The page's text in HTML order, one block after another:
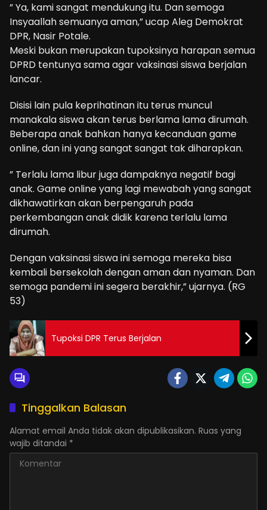
” Ya, kami sangat mendukung itu. Dan semoga
Insyaallah semuanya aman,” ucap Aleg Demokrat
DPR, Nasir Potale.
Meski bukan merupakan tupoksinya harapan semua
DPRD tentunya sama agar vaksinasi siswa berjalan
lancar.
Disisi lain pula keprihatinan itu terus muncul
manakala siswa akan terus berlama lama dirumah.
Beberapa anak bahkan hanya kecanduan game
online, dan ini yang sangat sangat tak diharapkan.
” Terlalu lama libur juga dampaknya negatif bagi
anak. Game online yang lagi mewabah yang sangat
dikhawatirkan akan berpengaruh pada
perkembangan anak didik karena terlalu lama
dirumah.
Dengan vaksinasi siswa ini semoga mereka bisa
kembali bersekolah dengan aman dan nyaman. Dan
semoga pandemi ini segera berakhir,” ujarnya. (RG
53)
Tupoksi DPR Terus Berjalan
Tinggalkan Balasan
Alamat email Anda tidak akan dipublikasikan. Ruas yang
wajib ditandai *